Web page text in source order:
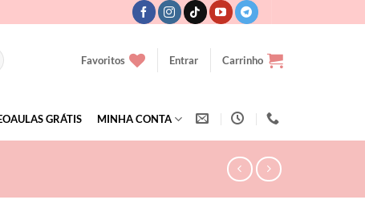
Favoritos Entrar Carrinho
GRÁTIS MINHA CONTA